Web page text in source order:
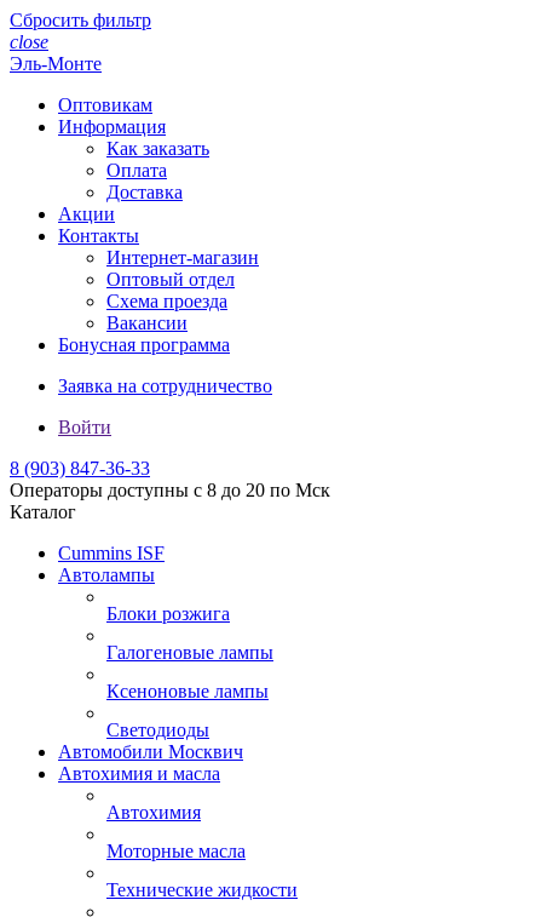
Сбросить фильтр
close
Эль-Монте
Оптовикам
Информация
Как заказать
Оплата
Доставка
Акции
Контакты
Интернет-магазин
Оптовый отдел
Схема проезда
Вакансии
Бонусная программа
Заявка на сотрудничество
Войти
8 (903) 847-36-33
Операторы доступны с 8 до 20 по Мск
Каталог
Cummins ISF
Автолампы
Блоки розжига
Галогеновые лампы
Ксеноновые лампы
Светодиоды
Автомобили Москвич
Автохимия и масла
Автохимия
Моторные масла
Технические жидкости